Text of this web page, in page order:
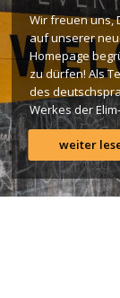
Wir freuen uns,
auf unserer
Homepage
zu dürfen! Als
des
Werkes der Elim-
Gemeinde ist
uns ein großes
Anliegen […]
weiter